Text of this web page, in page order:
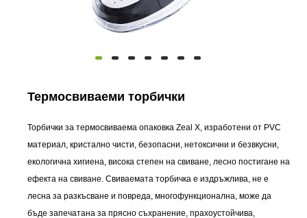
Термосвиваеми торбички
Торбички за термосвиваема опаковка Zeal X, изработени от PVC
материал, кристално чисти, безопасни, нетоксични и безвкусни,
екологична хигиена, висока степен на свиване, лесно постигане на
ефекта на свиване. Свиваемата торбичка е издръжлива, не е
лесна за разкъсване и повреда, многофункционална, може да
бъде запечатана за прясно съхранение, прахоустойчива,